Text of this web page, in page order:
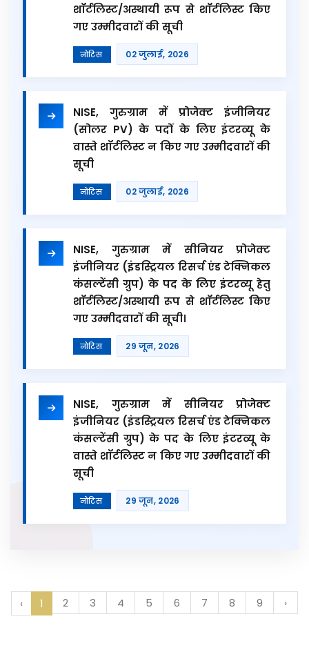
शॉर्टलिस्ट/अस्थायी रूप से शॉर्टलिस्ट किए
गए उम्मीदवारों की सूची
नोटिस 02 जुलाई, 2026
NISE, गुरुग्राम में प्रोजेक्ट इंजीनियर
(सोलर PV) के पदों के लिए इंटरव्यू के
वास्ते शॉर्टलिस्ट न किए गए उम्मीदवारों की
सूची
नोटिस 02 जुलाई, 2026
NISE, गुरुग्राम में सीनियर प्रोजेक्ट
इंजीनियर (इंडस्ट्रियल रिसर्च एंड टेक्निकल
कंसल्टेंसी ग्रुप) के पद के लिए इंटरव्यू हेतु
शॉर्टलिस्ट/अस्थायी रूप से शॉर्टलिस्ट किए
गए उम्मीदवारों की सूची।
नोटिस 29 जून, 2026
NISE, गुरुग्राम में सीनियर प्रोजेक्ट
इंजीनियर (इंडस्ट्रियल रिसर्च एंड टेक्निकल
कंसल्टेंसी ग्रुप) के पद के लिए इंटरव्यू के
वास्ते शॉर्टलिस्ट न किए गए उम्मीदवारों की
सूची
नोटिस 29 जून, 2026
‹ 1 2 3 4 5 6 7 8 9 ›